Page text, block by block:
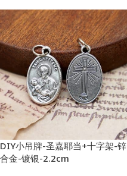
DIY小吊牌-圣嘉耶当+十字架-锌
合金-镀银-2.2cm